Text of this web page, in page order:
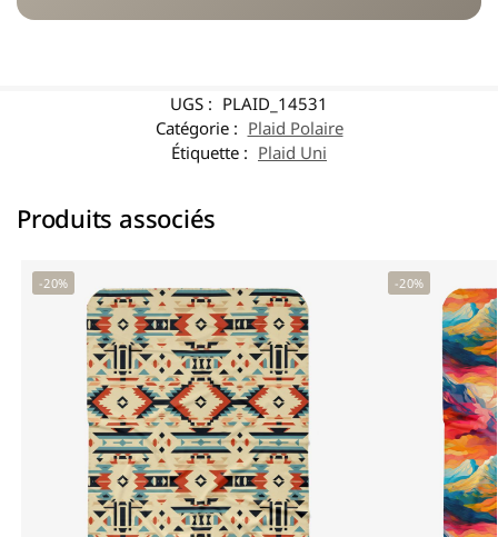
UGS : PLAID_14531
Catégorie : Plaid Polaire
Étiquette : Plaid Uni
Produits associés
-20% -20%